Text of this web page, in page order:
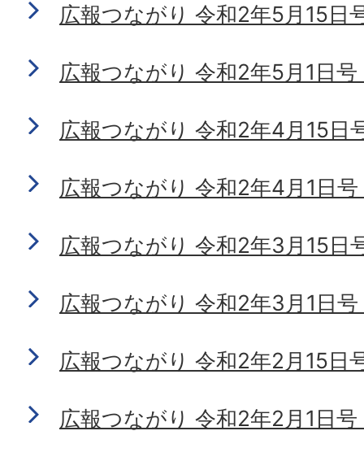
広報つながり 令和2年5月15日
広報つながり 令和2年5月1日
広報つながり 令和2年4月15日
広報つながり 令和2年4月1日
広報つながり 令和2年3月15日
広報つながり 令和2年3月1日
広報つながり 令和2年2月15日
広報つながり 令和2年2月1日